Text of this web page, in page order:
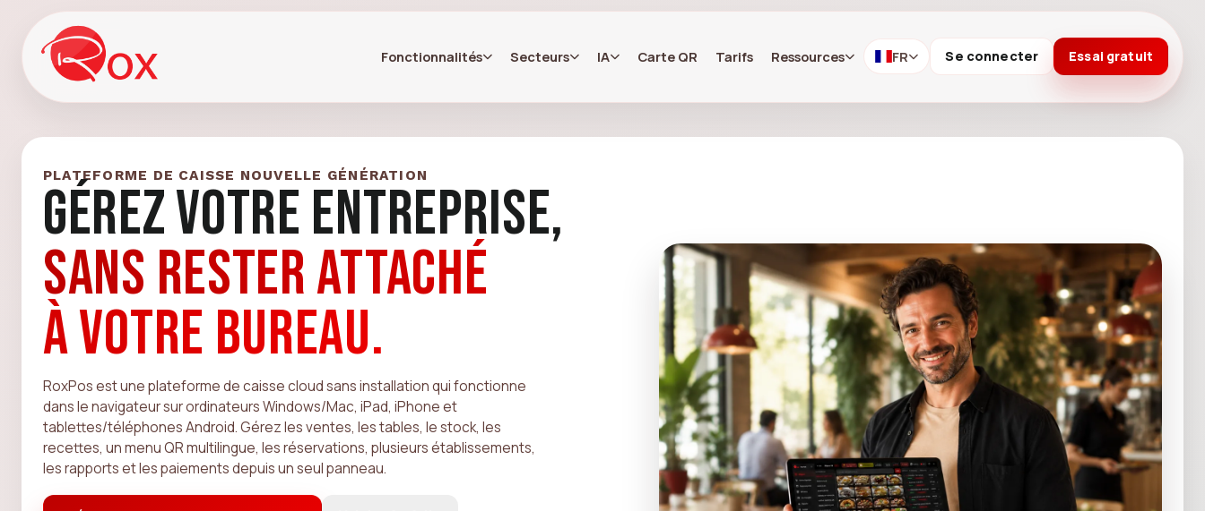
Fonctionnalités Secteurs IA Carte QR Tarifs Ressources FR Se connecter Essai gratuit
PLATEFORME DE CAISSE NOUVELLE GÉNÉRATION
GÉREZ VOTRE ENTREPRISE,
SANS RESTER ATTACHÉ
À VOTRE BUREAU.
RoxPos est une plateforme de caisse cloud sans installation qui fonctionne
dans le navigateur sur ordinateurs Windows/Mac, iPad, iPhone et
tablettes/téléphones Android. Gérez les ventes, les tables, le stock, les
recettes, un menu QR multilingue, les réservations, plusieurs établissements,
les rapports et les paiements depuis un seul panneau.